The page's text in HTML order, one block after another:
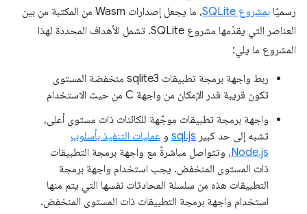
رسميًا بمشروع SQLite
، ما يجعل إصدارات Wasm من المكتبة من بين
العناصر التي يقدّمها مشروع SQLite. تشمل الأهداف المحددة لهذا
المشروع ما يلي:
ربط واجهة برمجة تطبيقات sqlite3 منخفضة المستوى
تكون قريبة قدر الإمكان من واجهة C من حيث الاستخدام
واجهة برمجة تطبيقات موجّهة للكائنات ذات مستوى أعلى،
تشبه إلى حد كبير sql.js و عمليات التنفيذ بأسلوب
Node.js، وتتواصل مباشرةً مع واجهة برمجة التطبيقات
ذات المستوى المنخفض. يجب استخدام واجهة برمجة
التطبيقات هذه من سلسلة المحادثات نفسها التي يتم منها
استخدام واجهة برمجة التطبيقات ذات المستوى المنخفض.